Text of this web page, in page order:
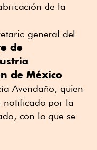
de la
general del
de
de México
Avendaño, quien
notificado por la
con lo que se